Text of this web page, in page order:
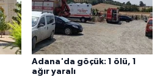
Adana'da göçük: 1 ölü, 1
ağır yaralı